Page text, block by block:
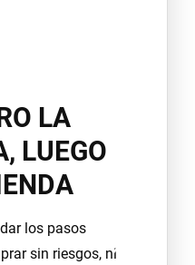
LA
LUEGO
los pasos
sin riesgos, ni